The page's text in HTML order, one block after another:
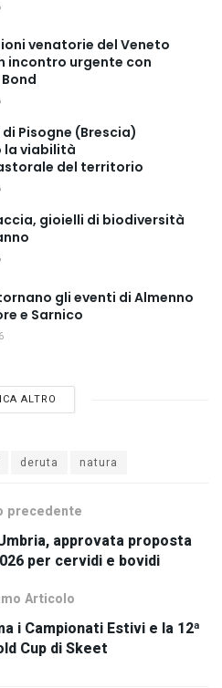
venatorie del Veneto
incontro urgente con
Pisogne (Brescia)
la viabilità
del territorio
gioielli di biodiversità
gli eventi di Almenno
e Sarnico
ALTRO
deruta natura
precedente
approvata proposta
per cervidi e bovidi
Articolo
i Campionati Estivi e la 12ª
Cup di Skeet